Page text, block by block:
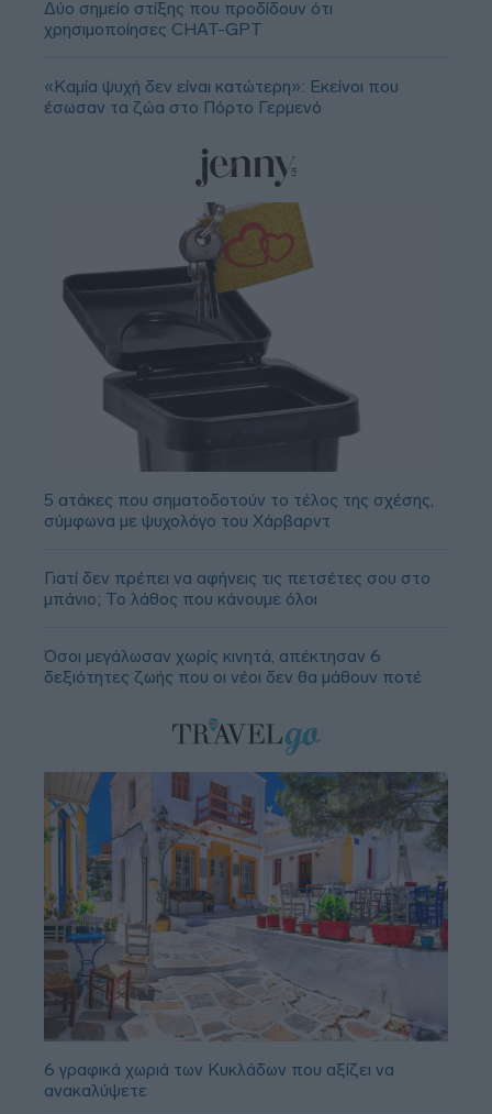
Δύο σημείο στίξης που προδίδουν ότι
χρησιμοποίησες CHAT-GPT
«Καμία ψυχή δεν είναι κατώτερη»: Εκείνοι που
έσωσαν τα ζώα στο Πόρτο Γερμενό
5 ατάκες που σηματοδοτούν το τέλος της σχέσης,
σύμφωνα με ψυχολόγο του Χάρβαρντ
Γιατί δεν πρέπει να αφήνεις τις πετσέτες σου στο
μπάνιο; Το λάθος που κάνουμε όλοι
Όσοι μεγάλωσαν χωρίς κινητά, απέκτησαν 6
δεξιότητες ζωής που οι νέοι δεν θα μάθουν ποτέ
6 γραφικά χωριά των Κυκλάδων που αξίζει να
ανακαλύψετε